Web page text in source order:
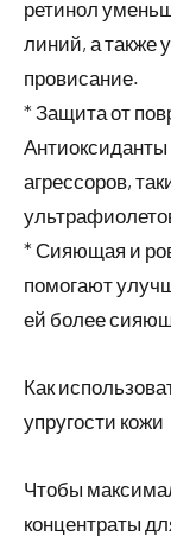
ретинол
линий, а также
провисание.
* Защита от
агрессоров,
* Сияющая и
помогают
ей более
Как
упругости кожи
Чтобы
концентраты